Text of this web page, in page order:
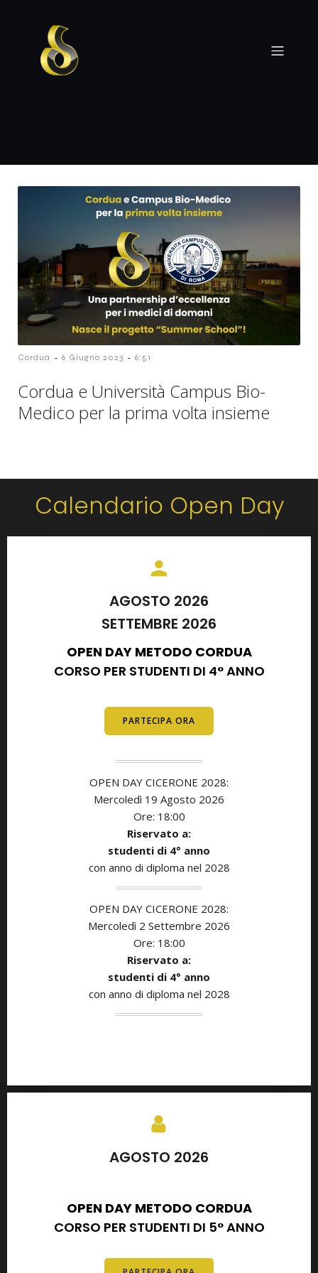
Cordua - 6 Giugno 2023 - 6:51
Cordua e Università Campus Bio-
Medico per la prima volta insieme
Calendario Open Day
AGOSTO 2026
SETTEMBRE 2026
OPEN DAY METODO CORDUA
CORSO PER STUDENTI DI 4° ANNO
PARTECIPA ORA
OPEN DAY CICERONE 2028:
Mercoledì 19 Agosto 2026
Ore: 18:00
Riservato a:
studenti di 4° anno
con anno di diploma nel 2028
OPEN DAY CICERONE 2028:
Mercoledì 2 Settembre 2026
Ore: 18:00
Riservato a:
studenti di 4° anno
con anno di diploma nel 2028
AGOSTO 2026
OPEN DAY METODO CORDUA
CORSO PER STUDENTI DI 5° ANNO